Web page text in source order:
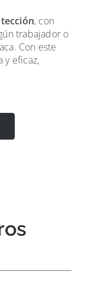
, con
trabajador o
Con este
y eficaz,